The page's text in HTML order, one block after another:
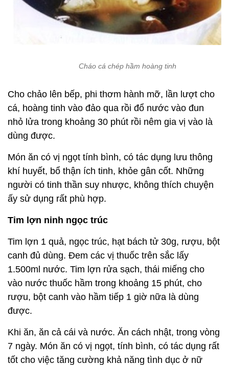
Cháo cá chép hầm hoàng tinh
Cho chảo lên bếp, phi thơm hành mỡ, lần lượt cho
cá, hoàng tinh vào đảo qua rồi đổ nước vào đun
nhỏ lửa trong khoảng 30 phút rồi nêm gia vị vào là
dùng được.
Món ăn có vị ngọt tính bình, có tác dụng lưu thông
khí huyết, bổ thận ích tinh, khỏe gân cốt. Những
người có tinh thần suy nhược, không thích chuyện
ấy sử dụng rất phù hợp.
Tim lợn ninh ngọc trúc
Tim lợn 1 quả, ngọc trúc, hạt bách tử 30g, rượu, bột
canh đủ dùng. Đem các vị thuốc trên sắc lấy
1.500ml nước. Tim lợn rửa sạch, thái miếng cho
vào nước thuốc hầm trong khoảng 15 phút, cho
rượu, bột canh vào hầm tiếp 1 giờ nữa là dùng
được.
Khi ăn, ăn cả cái và nước. Ăn cách nhật, trong vòng
7 ngày. Món ăn có vị ngọt, tính bình, có tác dụng rất
tốt cho việc tăng cường khả năng tình dục ở nữ